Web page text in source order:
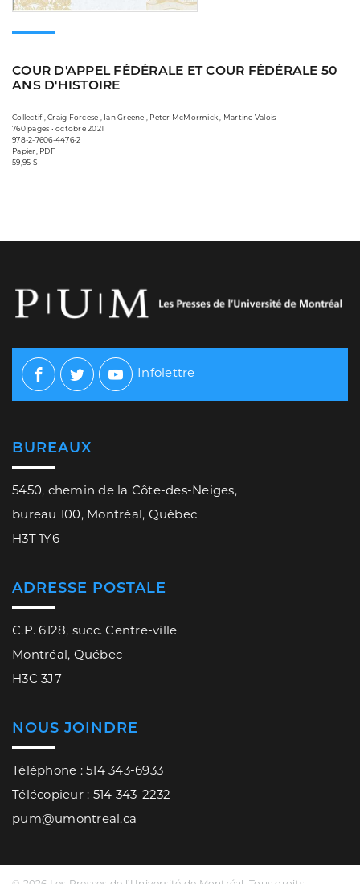
COUR D'APPEL FÉDÉRALE ET COUR FÉDÉRALE 50
ANS D'HISTOIRE
Collectif , Craig Forcese , Ian Greene , Peter McMormick , Martine Valois
760 pages • octobre 2021
978-2-7606-4476-2
Papier, PDF
59,95 $
Facebook
TwitterYoutube
Infolettre
BUREAUX
5450, chemin de la Côte-des-Neiges,
bureau 100, Montréal, Québec
H3T 1Y6
ADRESSE POSTALE
C.P. 6128, succ. Centre-ville
Montréal, Québec
H3C 3J7
NOUS JOINDRE
Téléphone : 514 343-6933
Télécopieur : 514 343-2232
pum@umontreal.ca